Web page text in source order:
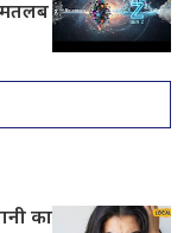
मतलब
का